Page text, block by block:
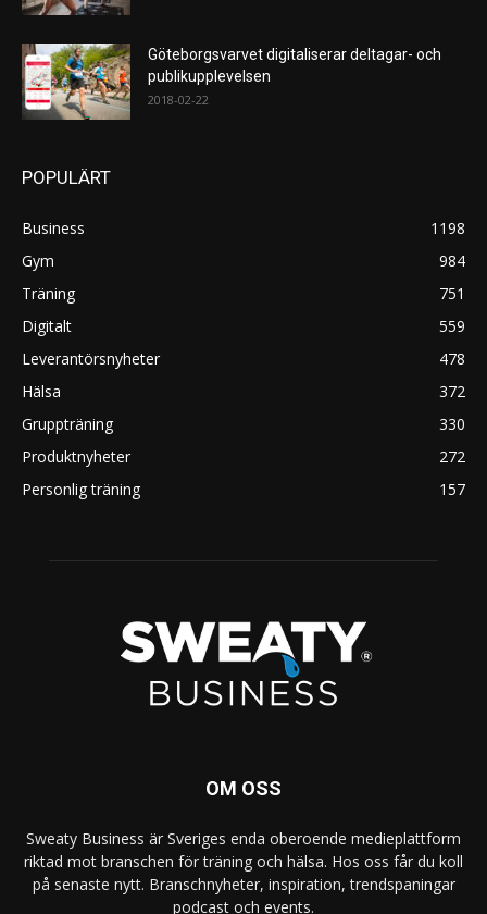
Göteborgsvarvet digitaliserar deltagar- och
publikupplevelsen
2018-02-22
POPULÄRT
Business
1198
Gym
984
Träning
751
Digitalt
559
Leverantörsnyheter
478
Hälsa
372
Gruppträning
330
Produktnyheter
272
Personlig träning
157
OM OSS
Sweaty Business är Sveriges enda oberoende medieplattform
riktad mot branschen för träning och hälsa. Hos oss får du koll
på senaste nytt. Branschnyheter, inspiration, trendspaningar
podcast och events.